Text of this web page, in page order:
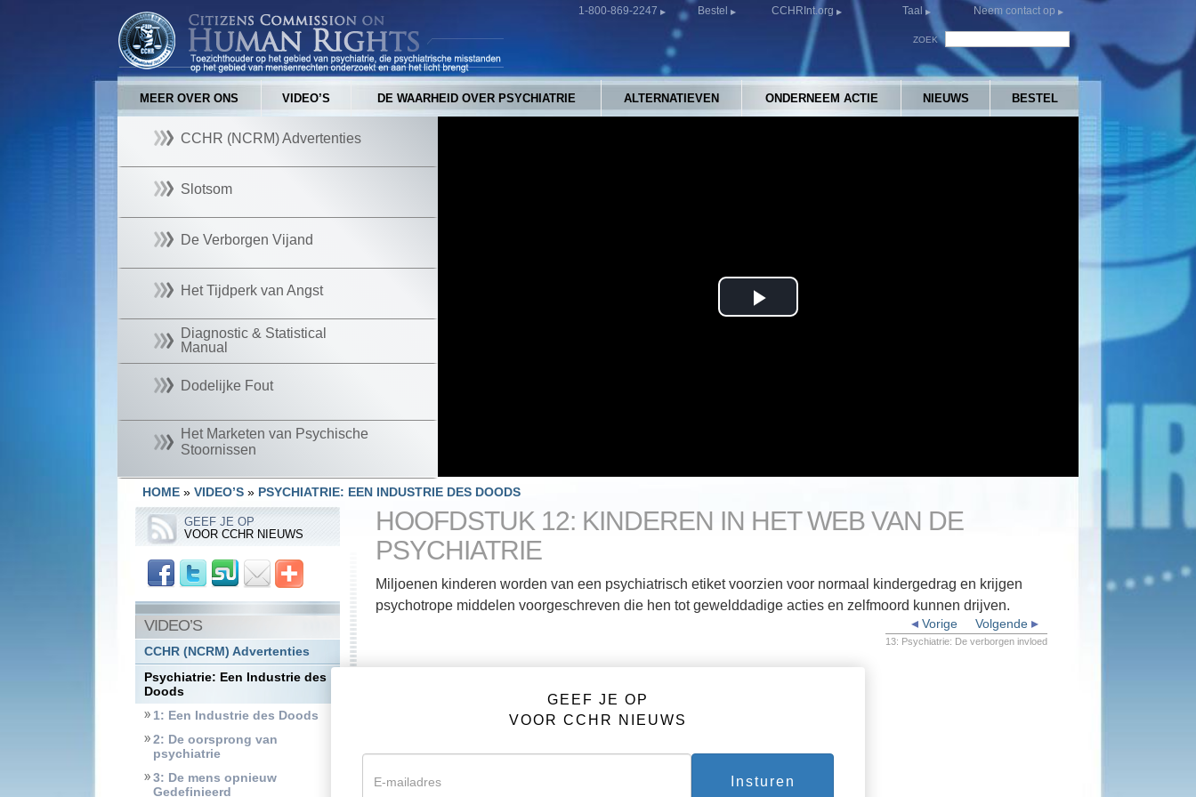
1-800-869-2247 Bestel CCHRInt.org Taal Neem contact op
ZOEK
MEER OVER ONS VIDEO’S DE WAARHEID OVER PSYCHIATRIE ALTERNATIEVEN ONDERNEEM ACTIE NIEUWS BESTEL
CCHR (NCRM) Advertenties
Slotsom
De Verborgen Vijand
Het Tijdperk van Angst
Diagnostic & Statistical
Manual
Dodelijke Fout
Het Marketen van Psychische
Stoornissen
Play
HOME » VIDEO’S » PSYCHIATRIE: EEN INDUSTRIE DES DOODS
HOOFDSTUK 12: KINDEREN IN HET WEB VAN DE
PSYCHIATRIE
Miljoenen kinderen worden van een psychiatrisch etiket voorzien voor normaal kindergedrag en krijgen
psychotrope middelen voorgeschreven die hen tot gewelddadige acties en zelfmoord kunnen drijven.
Volgende
Vorige
13: Psychiatrie: De verborgen invloed
GEEF JE OP
VOOR CCHR NIEUWS
VIDEO’S
CCHR (NCRM) Advertenties
Psychiatrie: Een Industrie des
Doods
1: Een Industrie des Doods
2: De oorsprong van
psychiatrie
3: De mens opnieuw
Gedefinieerd
GEEF JE OP
VOOR CCHR NIEUWS
Insturen